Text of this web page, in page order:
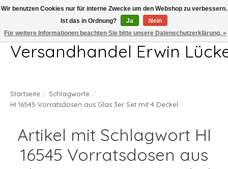
Telefon 04407 715872 MO-DO 7.00-17.00Uhr FR 7.00-13.00Uhr
Versandhandel Erwin
Startseite / Schlagworte /
HI 16545 Vorratsdosen aus Glas 3er Set mit 4 Deckel
Artikel mit Schlagwort HI
16545 Vorratsdosen aus
Wir benutzen Cookies nur für interne Zwecke um den Webshop zu verbessern.
Ist das in Ordnung?
Ja
Nein
Für weitere Informationen beachten Sie bitte unsere Datenschutzerklärung. »